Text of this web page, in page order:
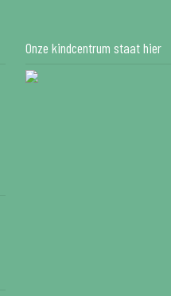
Onze kindcentrum staat hier